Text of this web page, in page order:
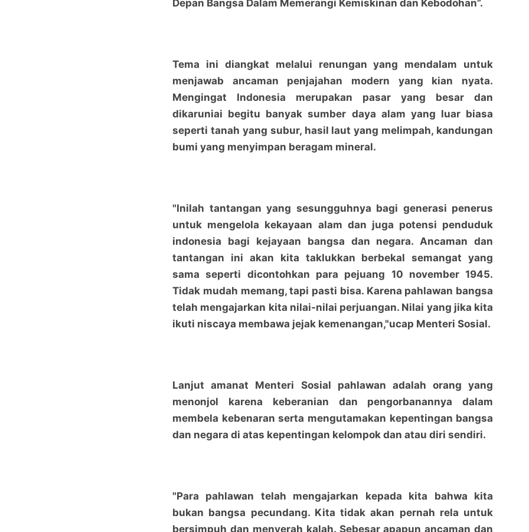
Bagikan ke media lain
Depan Bangsa Dalam Memerangi Kemiskinan dan Kebodohan”.
Tema ini diangkat melalui renungan yang mendalam untuk
menjawab ancaman penjajahan modern yang kian nyata.
Mengingat Indonesia merupakan pasar yang besar dan
dikaruniai begitu banyak sumber daya alam yang luar biasa
seperti tanah yang subur, hasil laut yang melimpah, kandungan
bumi yang menyimpan beragam mineral.
"Inilah tantangan yang sesungguhnya bagi generasi penerus
untuk mengelola kekayaan alam dan juga potensi penduduk
indonesia bagi kejayaan bangsa dan negara. Ancaman dan
tantangan ini akan kita taklukkan berbekal semangat yang
sama seperti dicontohkan para pejuang 10 november 1945.
Tidak mudah memang, tapi pasti bisa. Karena pahlawan bangsa
telah mengajarkan kita nilai-nilai perjuangan. Nilai yang jika kita
ikuti niscaya membawa jejak kemenangan,"ucap Menteri Sosial.
Lanjut amanat Menteri Sosial pahlawan adalah orang yang
menonjol karena keberanian dan pengorbanannya dalam
membela kebenaran serta mengutamakan kepentingan bangsa
dan negara di atas kepentingan kelompok dan atau diri sendiri.
"Para pahlawan telah mengajarkan kepada kita bahwa kita
bukan bangsa pecundang. Kita tidak akan pernah rela untuk
bersimpuh dan menyerah kalah. Sebesar apapun ancaman dan
Bagikan ke media lain